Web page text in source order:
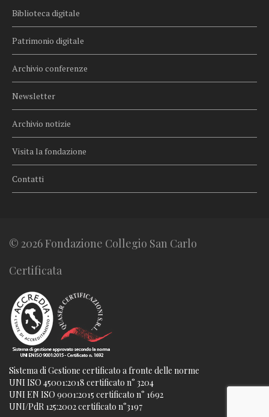
Biblioteca digitale
Patrimonio digitale
Archivio conferenze
Newsletter
Archivio notizie
Visita la fondazione
Contatti
© 2026 Fondazione Collegio San Carlo
Certificata
Sistema di Gestione certificato a fronte delle norme
UNI ISO 45001:2018 certificato n° 3204
UNI EN ISO 9001:2015 certificato n° 1692
UNI/PdR 125:2002 certificato n°3197